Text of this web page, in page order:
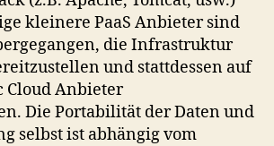
kleinere PaaS Anbieter sind
die Infrastruktur
und stattdessen auf
Cloud Anbieter
Die Portabilität der Daten und
selbst ist abhängig vom